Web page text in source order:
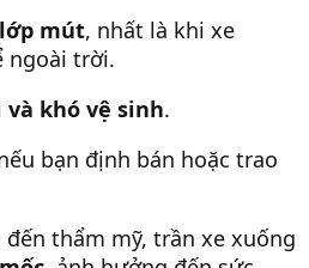
mút, nhất là khi xe
ngoài trời.
và khó vệ sinh.
bạn định bán hoặc trao
thẩm mỹ, trần xe xuống